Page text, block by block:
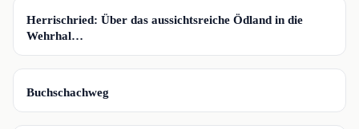
📍
Herrischried: Über das aussichtsreiche Ödland in die
Wehrhal…
📍
Buchschachweg